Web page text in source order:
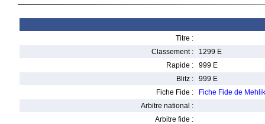
Titre :
Classement :
1299 E
Rapide :
999 E
Blitz :
999 E
Fiche Fide :
Fiche Fide de
Arbitre national :
Arbitre fide :